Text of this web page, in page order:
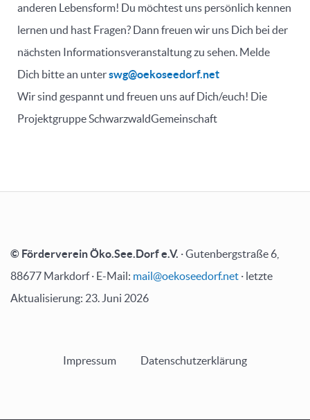
anderen Lebensform! Du möchtest uns persönlich kennen
lernen und hast Fragen? Dann freuen wir uns Dich bei der
nächsten Informationsveranstaltung zu sehen. Melde
Dich bitte an unterswg@oekoseedorf.net
Wir sind gespannt und freuen uns auf Dich/euch! Die
Projektgruppe SchwarzwaldGemeinschaft
© Förderverein Öko.See.Dorf e.V. · Gutenbergstraße 6,
88677 Markdorf · E-Mail: mail@oekoseedorf.net · letzte
Aktualisierung: 23. Juni 2026
Impressum Datenschutzerklärung